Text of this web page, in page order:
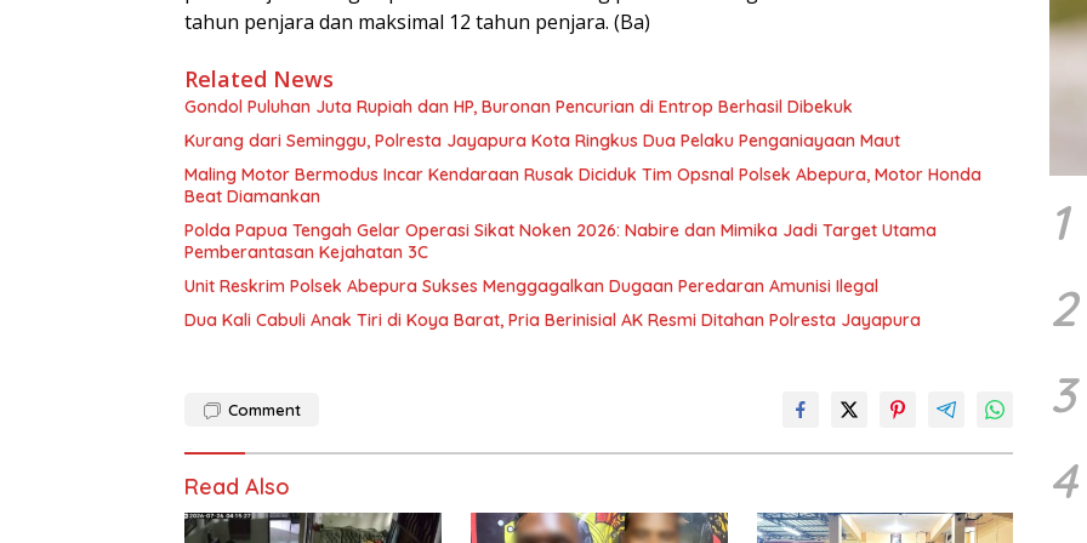
tahun penjara dan maksimal 12 tahun penjara. (Ba)
Related News
Gondol Puluhan Juta Rupiah dan HP, Buronan Pencurian di Entrop Berhasil Dibekuk
Kurang dari Seminggu, Polresta Jayapura Kota Ringkus Dua Pelaku Penganiayaan Maut
Maling Motor Bermodus Incar Kendaraan Rusak Diciduk Tim Opsnal Polsek Abepura, Motor Honda
Beat Diamankan
Polda Papua Tengah Gelar Operasi Sikat Noken 2026: Nabire dan Mimika Jadi Target Utama
Pemberantasan Kejahatan 3C
Unit Reskrim Polsek Abepura Sukses Menggagalkan Dugaan Peredaran Amunisi Ilegal
Dua Kali Cabuli Anak Tiri di Koya Barat, Pria Berinisial AK Resmi Ditahan Polresta Jayapura
Comment
Read Also
1
2
3
4